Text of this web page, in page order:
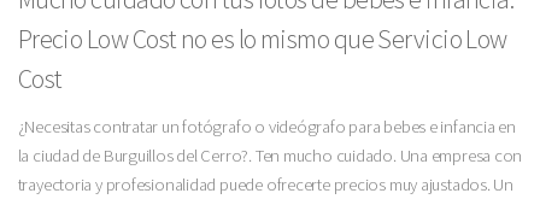
Precio Low Cost no es lo mismo que Servicio Low
Cost
¿Necesitas contratar un fotógrafo o videógrafo para bebes e infancia en
la ciudad de Burguillos del Cerro?. Ten mucho cuidado. Una empresa con
trayectoria y profesionalidad puede ofrecerte precios muy ajustados. Un